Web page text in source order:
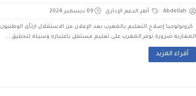
Abdellah أطر الدعم الإداري 09 ديسمبر 2024
كرونولوجيا إصلاح التعليم بالمغرب بعد الإعلان عن الاستقلال ارتأى الوطنيون
المغاربة ضرورة توفر المغرب على تعليم مستقل باعتباره وسيلة لتحقيق ...
أقراء المزيد